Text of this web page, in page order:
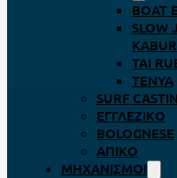
BOAT
SLOW
TAI
TENYA
SURF
ΕΓΓΛΈΖΙΚΟ
BOLOGNESE
ΑΠΊΚΟ
ΜΗΧΑΝΙΣΜΟΊ